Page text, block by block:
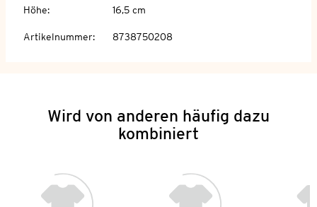
Höhe: 16,5 cm
Artikelnummer: 8738750208
Wird von anderen häufig dazu
kombiniert